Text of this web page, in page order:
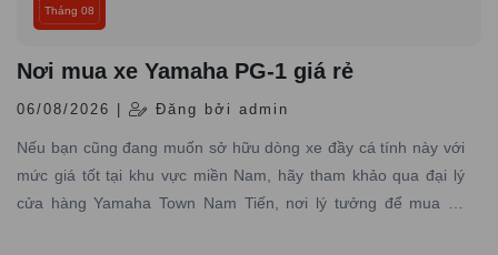
Tháng 08
Nơi mua xe Yamaha PG-1 giá rẻ
06/08/2026 | Đăng bởi admin
Nếu bạn cũng đang muốn sở hữu dòng xe đầy cá tính này với
mức giá tốt tại khu vực miền Nam, hãy tham khảo qua đại lý
cửa hàng Yamaha Town Nam Tiến, nơi lý tưởng để mua xe